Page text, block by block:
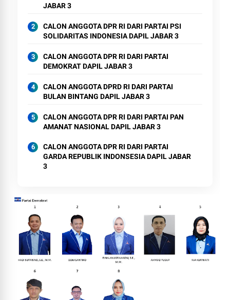
JABAR 3
CALON ANGGOTA DPR RI DARI PARTAI PSI
SOLIDARITAS INDONESIA DAPIL JABAR 3
CALON ANGGOTA DPR RI DARI PARTAI
DEMOKRAT DAPIL JABAR 3
CALON ANGGOTA DPRD RI DARI PARTAI
BULAN BINTANG DAPIL JABAR 3
CALON ANGGOTA DPR RI DARI PARTAI PAN
AMANAT NASIONAL DAPIL JABAR 3
CALON ANGGOTA DPR RI DARI PARTAI
GARDA REPUBLIK INDONSESIA DAPIL JABAR
3